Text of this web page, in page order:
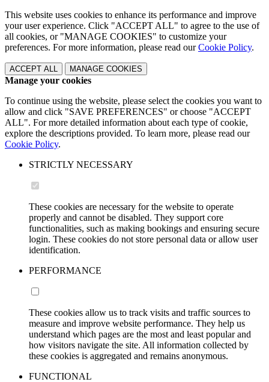
This website uses cookies to enhance its performance and improve
your user experience. Click "ACCEPT ALL" to agree to the use of
all cookies, or "MANAGE COOKIES" to customize your
preferences. For more information, please read ourCookie Policy.
ACCEPT ALL MANAGE COOKIES
Manage your cookies
To continue using the website, please select the cookies you want to
allow and click "SAVE PREFERENCES" or choose "ACCEPT
ALL". For more detailed information about each type of cookie,
explore the descriptions provided. To learn more, please read our
Cookie Policy.
STRICTLY NECESSARY
These cookies are necessary for the website to operate
properly and cannot be disabled. They support core
functionalities, such as making bookings and ensuring secure
login. These cookies do not store personal data or allow user
identification.
PERFORMANCE
These cookies allow us to track visits and traffic sources to
measure and improve website performance. They help us
understand which pages are the most and least popular and
how visitors navigate the site. All information collected by
these cookies is aggregated and remains anonymous.
FUNCTIONAL